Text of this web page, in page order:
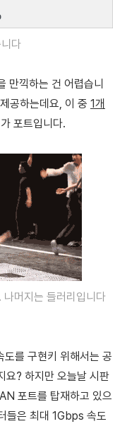
다
끽하는 건 어렵습니
공하는데요, 이 중 1개
포트입니다.
머지는 들러리입니다
를 구현키 위해서는 공
요? 하지만 오늘날 시판
포트를 탑재하고 있으
들은 최대 1Gbps 속도